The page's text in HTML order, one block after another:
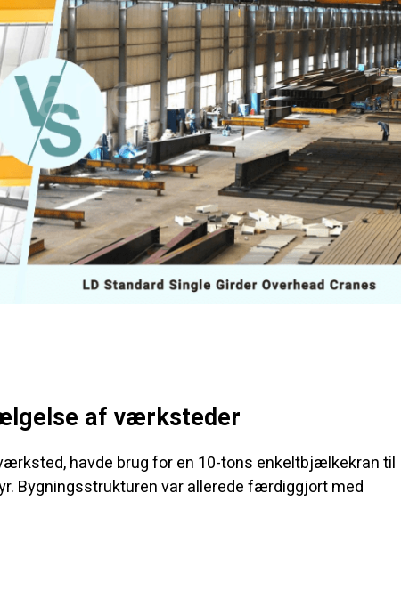
af værksteder
havde brug for en 10-tons enkeltbjælkekran til
Bygningsstrukturen var allerede færdiggjort med